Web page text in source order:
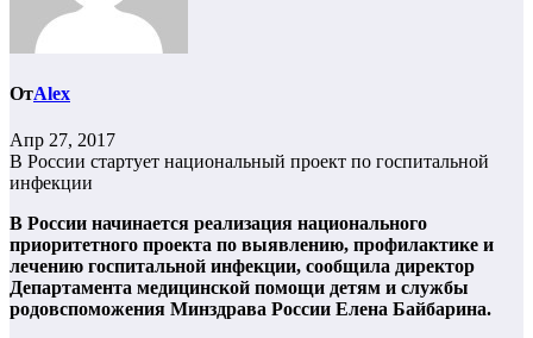
ОтAlex
Апр 27, 2017
В России стартует национальный проект по госпитальной
инфекции
В России начинается реализация национального
приоритетного проекта по выявлению, профилактике и
лечению госпитальной инфекции, сообщила директор
Департамента медицинской помощи детям и службы
родовспоможения Минздрава России Елена Байбарина.